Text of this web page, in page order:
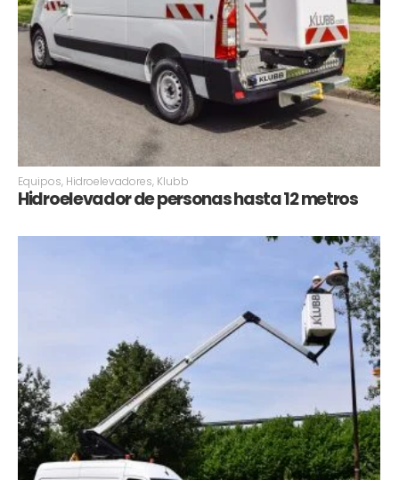
Equipos, Hidroelevadores, Klubb
Hidroelevador de personas hasta 12 metros